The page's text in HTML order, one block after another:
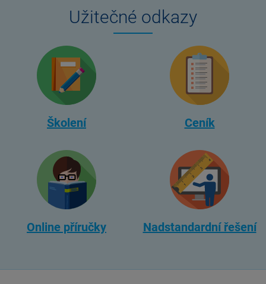
Užitečné odkazy
Školení Ceník
Online příručky Nadstandardní řešení